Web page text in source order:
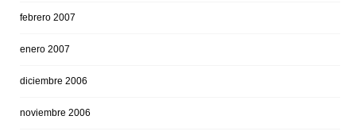
febrero 2007
enero 2007
diciembre 2006
noviembre 2006